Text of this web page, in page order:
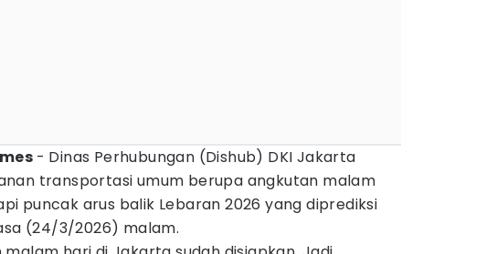
- Dinas Perhubungan (Dishub) DKI Jakarta
transportasi umum berupa angkutan malam
puncak arus balik Lebaran 2026 yang diprediksi
(24/3/2026) malam.